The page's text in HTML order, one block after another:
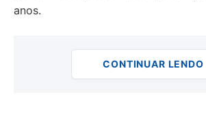
anos.
CONTINUAR LENDO